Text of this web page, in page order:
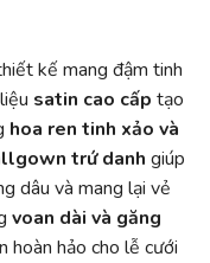
kế mang đậm tinh
satin cao cấp tạo
hoa ren tinh xảo và
trứ danh giúp
dâu và mang lại vẻ
voan dài và găng
hoàn hảo cho lễ cưới